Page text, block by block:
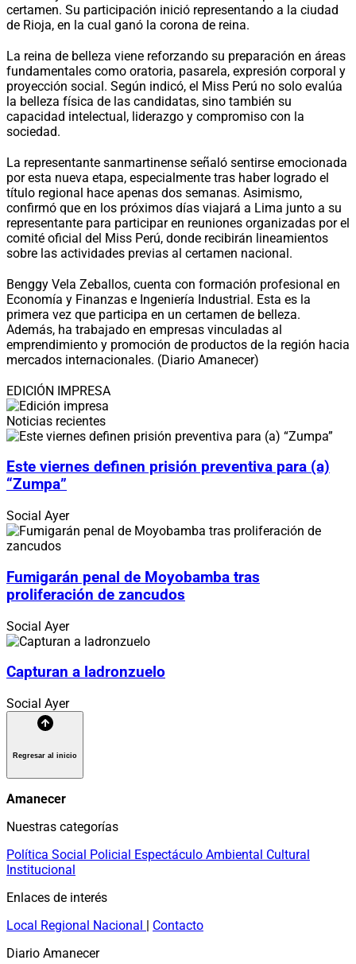
certamen. Su participación inició representando a la ciudad
de Rioja, en la cual ganó la corona de reina.
La reina de belleza viene reforzando su preparación en áreas
fundamentales como oratoria, pasarela, expresión corporal y
proyección social. Según indicó, el Miss Perú no solo evalúa
la belleza física de las candidatas, sino también su
capacidad intelectual, liderazgo y compromiso con la
sociedad.
La representante sanmartinense señaló sentirse emocionada
por esta nueva etapa, especialmente tras haber logrado el
título regional hace apenas dos semanas. Asimismo,
confirmó que en los próximos días viajará a Lima junto a su
representante para participar en reuniones organizadas por el
comité oficial del Miss Perú, donde recibirán lineamientos
sobre las actividades previas al certamen nacional.
Benggy Vela Zeballos, cuenta con formación profesional en
Economía y Finanzas e Ingeniería Industrial. Esta es la
primera vez que participa en un certamen de belleza.
Además, ha trabajado en empresas vinculadas al
emprendimiento y promoción de productos de la región hacia
mercados internacionales. (Diario Amanecer)
EDICIÓN IMPRESA
Noticias recientes
Este viernes definen prisión preventiva para (a)
“Zumpa”
Social Ayer
Fumigarán penal de Moyobamba tras
proliferación de zancudos
Social Ayer
Capturan a ladronzuelo
Social Ayer
Regresar al inicio
Amanecer
Nuestras categorías
Política Social Policial Espectáculo Ambiental Cultural
Institucional
Enlaces de interés
Local Regional Nacional | Contacto
Diario Amanecer